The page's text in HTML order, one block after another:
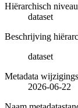
Hiërarchisch niveau
dataset
Beschrijving
dataset
Metadata
2026-06-22